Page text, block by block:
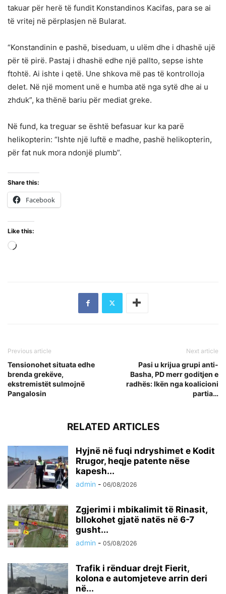
takuar për herë të fundit Konstandinos Kacifas, para se ai
të vritej në përplasjen në Bularat.
“Konstandinin e pashë, biseduam, u ulëm dhe i dhashë ujë
për të pirë. Pastaj i dhashë edhe një pallto, sepse ishte
ftohtë. Ai ishte i qetë. Une shkova më pas të kontrolloja
delet. Në një moment unë e humba atë nga sytë dhe ai u
zhduk”, ka thënë bariu për mediat greke.
Në fund, ka treguar se është befasuar kur ka parë
helikopterin: “Ishte një luftë e madhe, pashë helikopterin,
për fat nuk mora ndonjë plumb”.
Share this:
Facebook
Like this:
Previous article
Tensionohet situata edhe
brenda grekëve,
ekstremistët sulmojnë
Pangalosin
Next article
Pasi u krijua grupi anti-
Basha, PD merr goditjen e
radhës: Ikën nga koalicioni
partia…
RELATED ARTICLES
Hyjnë në fuqi ndryshimet e Kodit
Rrugor, heqje patente nëse
kapesh...
admin - 06/08/2026
Zgjerimi i mbikalimit të Rinasit,
bllokohet gjatë natës në 6-7
gusht...
admin - 05/08/2026
Trafik i rënduar drejt Fierit,
kolona e automjeteve arrin deri
në...